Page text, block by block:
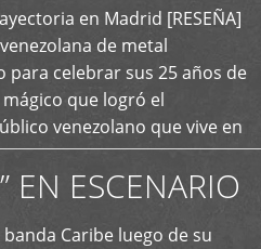
en Madrid [RESEÑA]
de metal
celebrar sus 25 años de
que logró el
venezolano que vive en
EN ESCENARIO
banda Caribe luego de su